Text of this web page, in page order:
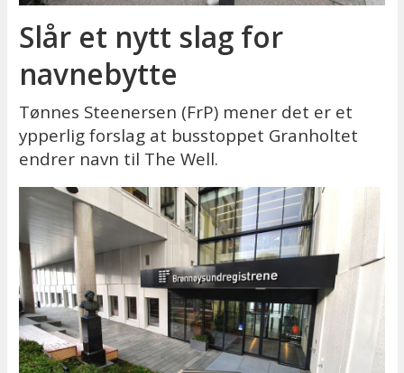
Slår et nytt slag for
navnebytte
Tønnes Steenersen (FrP) mener det er et
ypperlig forslag at busstoppet Granholtet
endrer navn til The Well.